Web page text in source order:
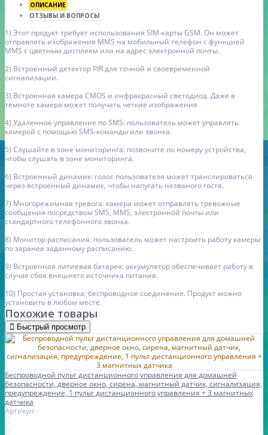
ОПИСАНИЕ
ОТЗЫВЫ И ВОПРОСЫ
1) Этот продукт требует использования SIM-карты GSM. Он может
отправлять изображения MMS на мобильный телефон с функцией
MMS с цветным дисплеем или на адрес электронной почты.
2) Встроенный детектор PIR для точной и своевременной
сигнализации.
3) Встроенная камера CMOS и инфракрасный светодиод. Даже в
темноте камера может получать четкие изображения
4) Удаленное управление по SMS: пользователь может управлять
камерой с помощью SMS-команды или звонка.
5) Слушайте в зоне мониторинга: позвоните по номеру устройства,
чтобы слушать в зоне мониторинга.
6) Встроенный динамик: голос пользователя может транслироваться
через встроенный динамик, чтобы напугать незваного гостя.
7) Многорежимная тревога: камера может отправлять тревожные
сообщения посредством SMS, MMS, электронной почты или
стандартного телефонного звонка.
8) Монитор расписания: пользователь может настроить работу камеры
по заранее заданному расписанию.
9) Встроенная литиевая батарея: аккумулятор обеспечивает работу в
случае сбоя внешнего источника питания.
10) Простая установка: беспроводное соединение. Продукт можно
установить в любом месте.
Похожие товары
Быстрый просмотр
Беспроводной пульт дистанционного управления для домашней
безопасности, дверное окно, сирена, магнитный датчик, сигнализация,
предупреждение, 1 пульт дистанционного управления + 3 магнитных
датчика
Артикул: -